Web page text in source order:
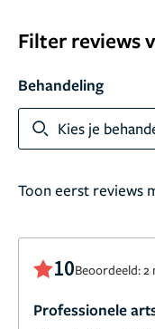
Filter reviews
Behandeling
Kies je
Toon eerst reviews
10Beoordeeld: 2
Professionele